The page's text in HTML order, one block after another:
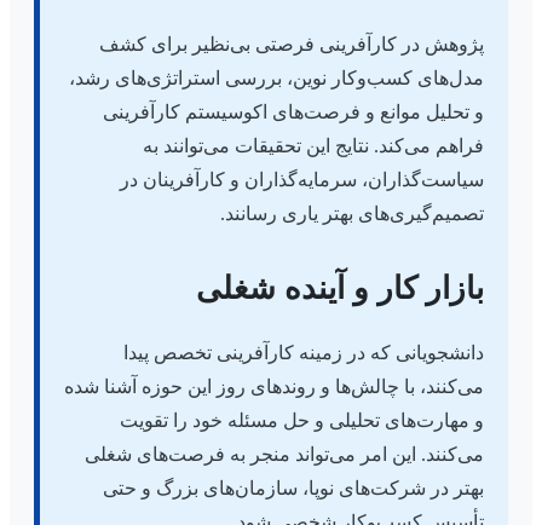
پژوهش در کارآفرینی فرصتی بی‌نظیر برای کشف
مدل‌های کسب‌وکار نوین، بررسی استراتژی‌های رشد،
و تحلیل موانع و فرصت‌های اکوسیستم کارآفرینی
فراهم می‌کند. نتایج این تحقیقات می‌توانند به
سیاست‌گذاران، سرمایه‌گذاران و کارآفرینان در
تصمیم‌گیری‌های بهتر یاری رسانند.
بازار کار و آینده شغلی
دانشجویانی که در زمینه کارآفرینی تخصص پیدا
می‌کنند، با چالش‌ها و روندهای روز این حوزه آشنا شده
و مهارت‌های تحلیلی و حل مسئله خود را تقویت
می‌کنند. این امر می‌تواند منجر به فرصت‌های شغلی
بهتر در شرکت‌های نوپا، سازمان‌های بزرگ و حتی